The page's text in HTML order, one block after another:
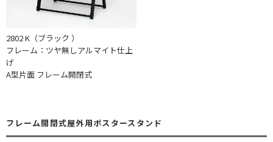
2802 K（ブラック ）
フレーム：ツヤ無しアルマイト仕上
げ
A型片面 フレーム開閉式
フレーム開閉式屋外用ポスタースタンド